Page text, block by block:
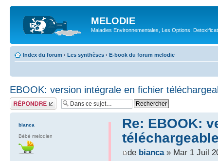
MELODIE
Maladies Environnementales, Les Options:
Index du forum ‹ Les synthèses ‹ E-book du forum melodie
EBOOK: version intégrale en fichier
Répondre
Re: EBOOK:
de bianca» Mar 1 Juil
bianca
Bébé melodien